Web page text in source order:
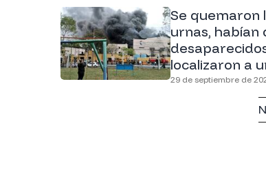
Se quemaron
urnas, habían
localizaron a
29 de septiembre de